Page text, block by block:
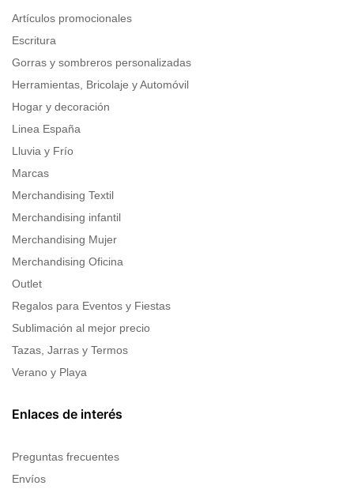
Artículos promocionales
Escritura
Gorras y sombreros personalizadas
Herramientas, Bricolaje y Automóvil
Hogar y decoración
Linea España
Lluvia y Frío
Marcas
Merchandising Textil
Merchandising infantil
Merchandising Mujer
Merchandising Oficina
Outlet
Regalos para Eventos y Fiestas
Sublimación al mejor precio
Tazas, Jarras y Termos
Verano y Playa
Enlaces de interés
Preguntas frecuentes
Envíos